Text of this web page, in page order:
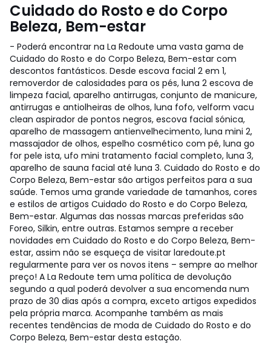
Cuidado do Rosto e do Corpo
Beleza, Bem-estar
- Poderá encontrar na La Redoute uma vasta gama de
Cuidado do Rosto e do Corpo Beleza, Bem-estar com
descontos fantásticos. Desde escova facial 2 em 1,
removerdor de calosidades para os pés, luna 2 escova de
limpeza facial, aparelho antirrugas, conjunto de manicure,
antirrugas e antiolheiras de olhos, luna fofo, velform vacu
clean aspirador de pontos negros, escova facial sónica,
aparelho de massagem antienvelhecimento, luna mini 2,
massajador de olhos, espelho cosmético com pé, luna go
for pele ista, ufo mini tratamento facial completo, luna 3,
aparelho de sauna facial até luna 3. Cuidado do Rosto e do
Corpo Beleza, Bem-estar são artigos perfeitos para a sua
saúde. Temos uma grande variedade de tamanhos, cores
e estilos de artigos Cuidado do Rosto e do Corpo Beleza,
Bem-estar. Algumas das nossas marcas preferidas são
Foreo, Silkin, entre outras. Estamos sempre a receber
novidades em Cuidado do Rosto e do Corpo Beleza, Bem-
estar, assim não se esqueça de visitar laredoute.pt
regularmente para ver os novos itens – sempre ao melhor
preço! A La Redoute tem uma política de devolução
segundo a qual poderá devolver a sua encomenda num
prazo de 30 dias após a compra, exceto artigos expedidos
pela própria marca. Acompanhe também as mais
recentes tendências de moda de Cuidado do Rosto e do
Corpo Beleza, Bem-estar desta estação.